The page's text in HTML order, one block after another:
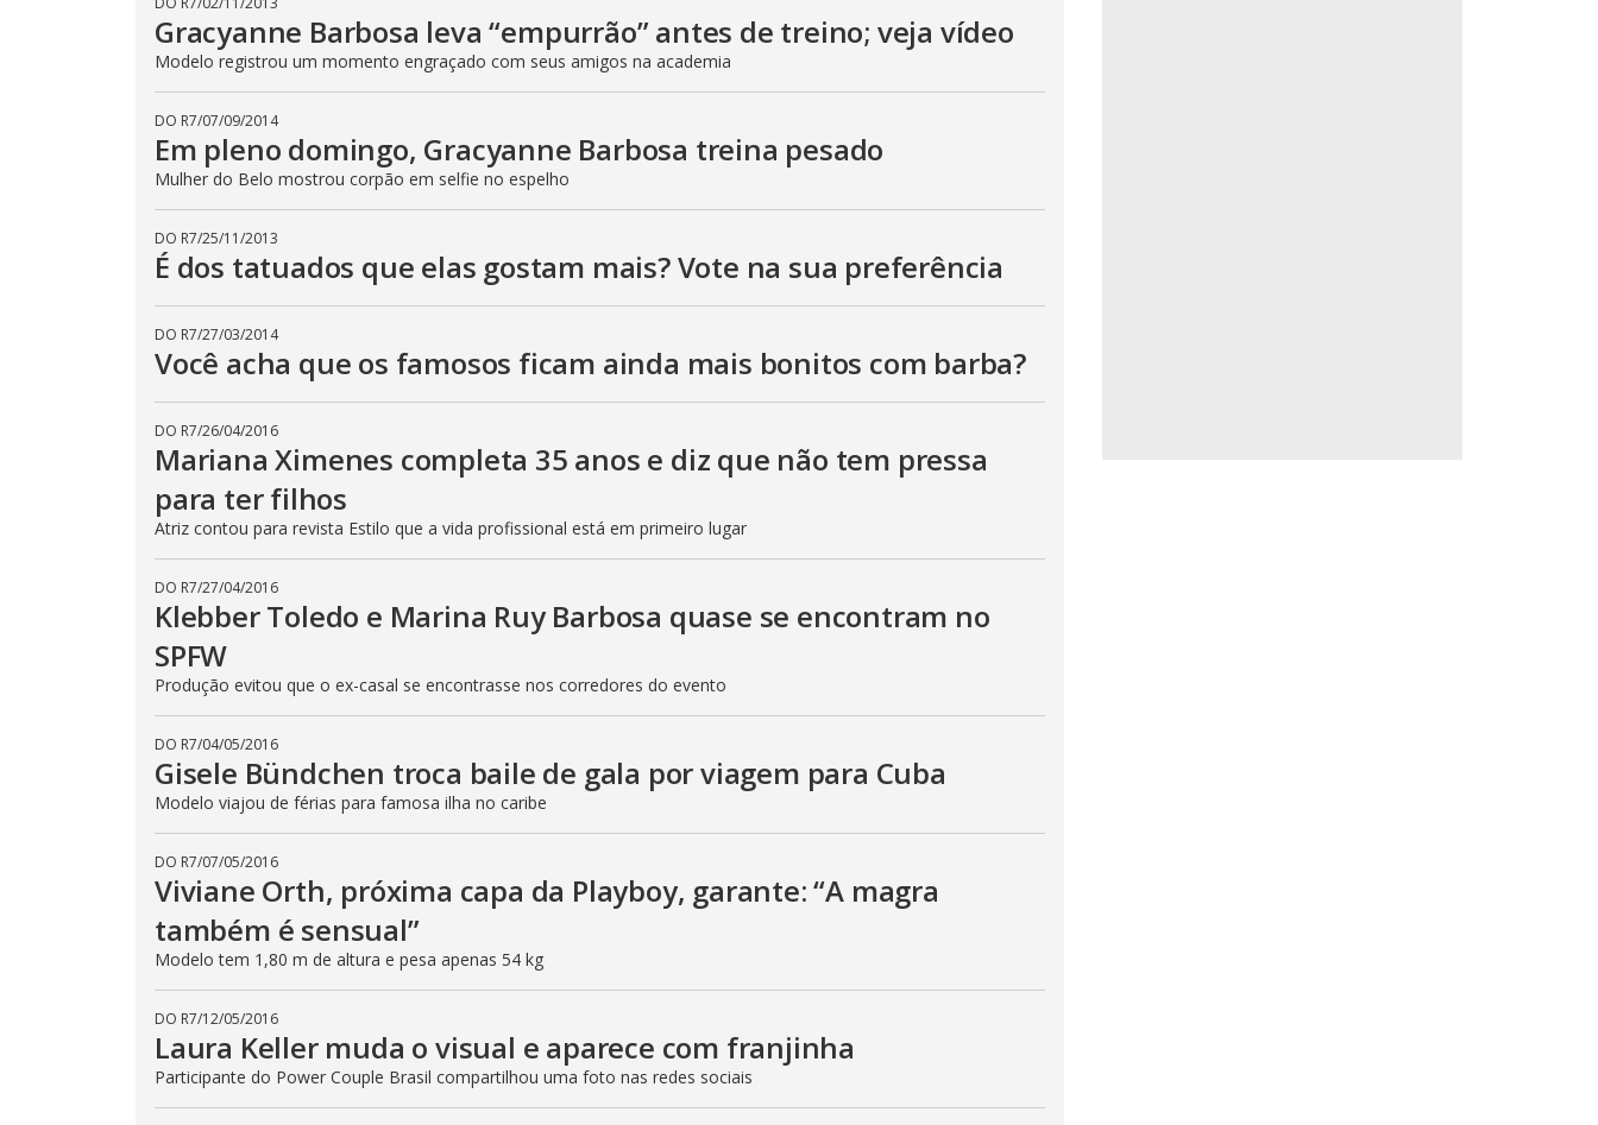
V
i
d
e
o
Gracyanne Barbosa leva “empurrão” antes de treino; veja vídeo
Modelo registrou um momento engraçado com seus amigos na academia
DO R7/07/09/2014
Em pleno domingo, Gracyanne Barbosa treina pesado
Mulher do Belo mostrou corpão em selfie no espelho
DO R7/25/11/2013
É dos tatuados que elas gostam mais? Vote na sua preferência
DO R7/27/03/2014
Você acha que os famosos ficam ainda mais bonitos com barba?
DO R7/26/04/2016
Mariana Ximenes completa 35 anos e diz que não tem pressa
para ter filhos
Atriz contou para revista Estilo que a vida profissional está em primeiro lugar
DO R7/27/04/2016
Klebber Toledo e Marina Ruy Barbosa quase se encontram no
SPFW
Produção evitou que o ex-casal se encontrasse nos corredores do evento
DO R7/04/05/2016
Gisele Bündchen troca baile de gala por viagem para Cuba
Modelo viajou de férias para famosa ilha no caribe
DO R7/07/05/2016
Viviane Orth, próxima capa da Playboy, garante: “A magra
também é sensual”
Modelo tem 1,80 m de altura e pesa apenas 54 kg
DO R7/12/05/2016
Laura Keller muda o visual e aparece com franjinha
Participante do Power Couple Brasil compartilhou uma foto nas redes sociais